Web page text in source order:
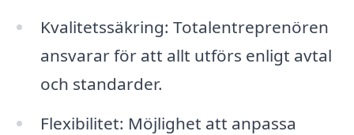
Kvalitetssäkring: Totalentreprenören
ansvarar för att allt utförs enligt avtal
och standarder.
Flexibilitet: Möjlighet att anpassa